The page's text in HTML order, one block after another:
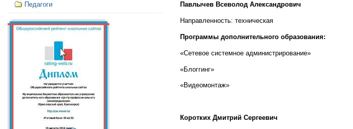
Павлычев Всеволод Александрович
Направленность: техническая
Программы дополнительного образования:
«Сетевое системное администрирование»
«Блоггинг»
«Видеомонтаж»
Коротких Дмитрий Сергеевич
Педагоги